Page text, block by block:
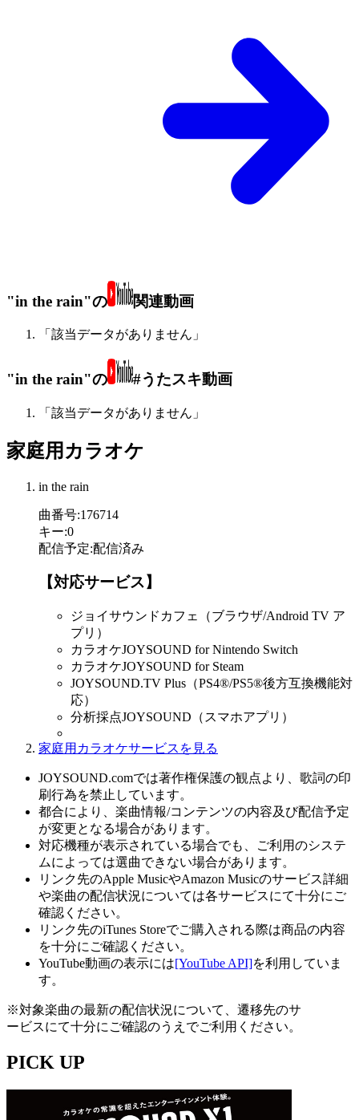
"in the rain"の 関連動画
「該当データがありません」
"in the rain"の #うたスキ動画
「該当データがありません」
家庭用カラオケ
in the rain
曲番号:176714
キー:0
配信予定:配信済み
【対応サービス】
ジョイサウンドカフェ（ブラウザ/Android TV ア
プリ）
カラオケJOYSOUND for Nintendo Switch
カラオケJOYSOUND for Steam
JOYSOUND.TV Plus（PS4®/PS5®後方互換機能対
応）
分析採点JOYSOUND（スマホアプリ）
家庭用カラオケサービスを見る
JOYSOUND.comでは著作権保護の観点より、歌詞の印
刷行為を禁止しています。
都合により、楽曲情報/コンテンツの内容及び配信予定
が変更となる場合があります。
対応機種が表示されている場合でも、ご利用のシステ
ムによっては選曲できない場合があります。
リンク先のApple MusicやAmazon Musicのサービス詳細
や楽曲の配信状況については各サービスにて十分にご
確認ください。
リンク先のiTunes Storeでご購入される際は商品の内容
を十分にご確認ください。
YouTube動画の表示には[YouTube API]を利用していま
す。
※対象楽曲の最新の配信状況について、遷移先のサ
ービスにて十分にご確認のうえでご利用ください。
PICK UP